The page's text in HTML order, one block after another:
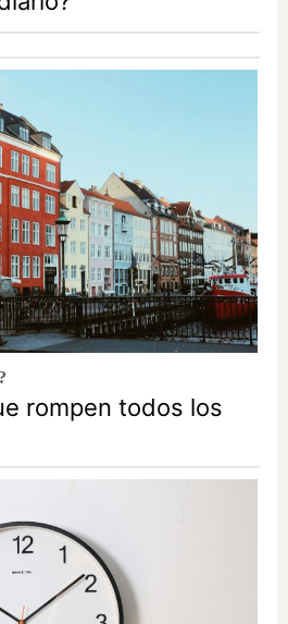
rompen todos los